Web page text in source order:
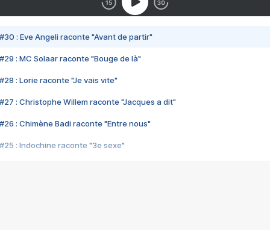
#30 : Eve Angeli raconte "Avant de partir"
#29 : MC Solaar raconte "Bouge de là"
#28 : Lorie raconte "Je vais vite"
#27 : Christophe Willem raconte "Jacques a dit"
#26 : Chimène Badi raconte "Entre nous"
#25 : Indochine raconte "3e sexe"